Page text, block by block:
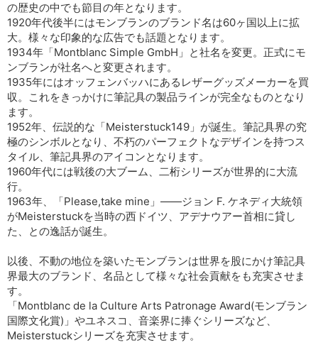
の歴史の中でも節目の年となります。
1920年代後半にはモンブランのブランド名は60ヶ国以上に拡
大。様々な印象的な広告でも話題となります。
1934年「Montblanc Simple GmbH」と社名を変更。正式にモ
ンブランが社名へと変更されます。
1935年にはオッフェンバッハにあるレザーグッズメーカーを買
収。これをきっかけに筆記具の製品ラインが完全なものとなり
ます。
1952年、伝説的な「Meisterstuck149」が誕生。筆記具界の究
極のシンボルとなり、不朽のパーフェクトなデザインを持つス
タイル、筆記具界のアイコンとなります。
1960年代には戦後の大ブーム、二桁シリーズが世界的に大流
行。
1963年、「Please,take mine」――ジョン F. ケネディ大統領
がMeisterstuckを当時の西ドイツ、アデナウアー首相に貸し
た、との逸話が誕生。
以後、不動の地位を築いたモンブランは世界を股にかけ筆記具
界最大のブランド、名品として様々な社会貢献をも充実させま
す。
「Montblanc de la Culture Arts Patronage Award(モンブラン
国際文化賞)」やユネスコ、音楽界に捧ぐシリーズなど、
Meisterstuckシリーズを充実させます。